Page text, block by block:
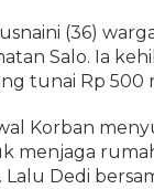
(36)
Salo. Ia
tunai Rp 500
Korban
menjaga
Dedi